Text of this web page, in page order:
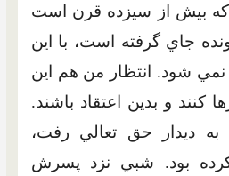
که بيش از سيزده قرن است
جاي گرفته است، با اين
نمي شود. انتظار من هم اين
کنند و بدين اعتقاد باشند.
ديدار حق تعالي رفت،
بود. شبي نزد پسرش